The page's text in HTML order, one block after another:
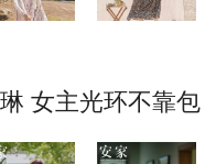
女主光环不靠包